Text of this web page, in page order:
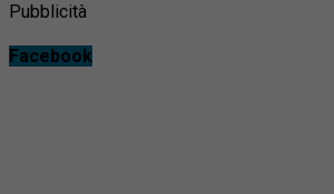
Pubblicità
Facebook